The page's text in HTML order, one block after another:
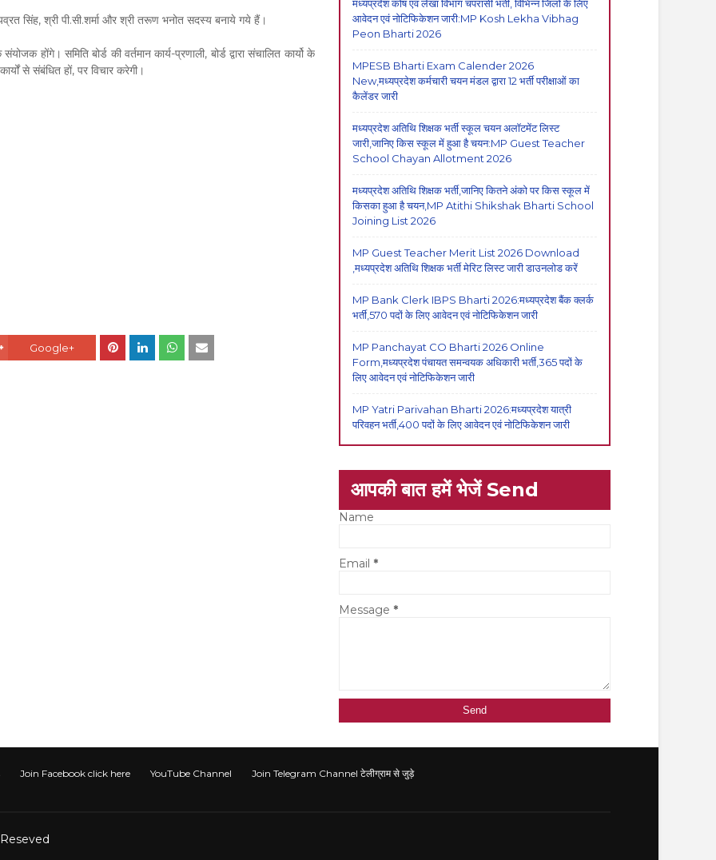
सिंह, श्री पी.सी.शर्मा और श्री तरूण भनोत सदस्य बनाये गये हैं।
होंगे। समिति बोर्ड की वर्तमान कार्य-प्रणाली, बोर्ड द्वारा संचालित कार्यो के
से संबंधित हों, पर विचार करेगी।
Google+
मध्यप्रदेश कोष एवं लेखा विभाग चपरासी भर्ती, विभिन्न जिलों के लिए
आवेदन एवं नोटिफिकेशन जारी:MP Kosh Lekha Vibhag
Peon Bharti 2026
MPESB Bharti Exam Calender 2026
New,मध्यप्रदेश कर्मचारी चयन मंडल द्वारा 12 भर्ती परीक्षाओं का
कैलेंडर जारी
मध्यप्रदेश अतिथि शिक्षक भर्ती स्कूल चयन अलॉटमेंट लिस्ट
जारी,जानिए किस स्कूल में हुआ है चयन:MP Guest Teacher
School Chayan Allotment 2026
मध्यप्रदेश अतिथि शिक्षक भर्ती,जानिए कितने अंको पर किस स्कूल में
किसका हुआ है चयन,MP Atithi Shikshak Bharti School
Joining List 2026
MP Guest Teacher Merit List 2026 Download
,मध्यप्रदेश अतिथि शिक्षक भर्ती मेरिट लिस्ट जारी डाउनलोड करें
MP Bank Clerk IBPS Bharti 2026:मध्यप्रदेश बैंक क्लर्क
भर्ती,570 पदों के लिए आवेदन एवं नोटिफिकेशन जारी
MP Panchayat CO Bharti 2026 Online
Form,मध्यप्रदेश पंचायत समन्वयक अधिकारी भर्ती,365 पदों के
लिए आवेदन एवं नोटिफिकेशन जारी
MP Yatri Parivahan Bharti 2026:मध्यप्रदेश यात्री
परिवहन भर्ती,400 पदों के लिए आवेदन एवं नोटिफिकेशन जारी
आपकी बात हमें भेजें Send
Name
Email *
Message *
Join Facebook click here YouTube Channel
Join Telegram Channel टेलीग्राम से जुड़े